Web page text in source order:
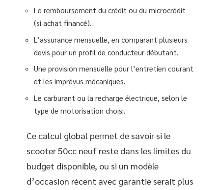
Le remboursement du crédit ou du microcrédit
(si achat financé).
L’assurance mensuelle, en comparant plusieurs
devis pour un profil de conducteur débutant.
Une provision mensuelle pour l’entretien courant
et les imprévus mécaniques.
Le carburant ou la recharge électrique, selon le
type de motorisation choisi.
Ce calcul global permet de savoir si le
scooter 50cc neuf reste dans les limites du
budget disponible, ou si un modèle
d’occasion récent avec garantie serait plus